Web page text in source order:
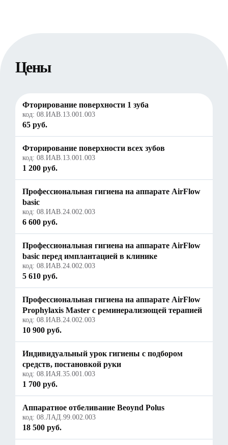
Цены
Фторирование поверхности 1 зуба
код: 08.ИАВ.13.001.003
65 руб.
Фторирование поверхности всех зубов
код: 08.ИАВ.13.001.003
1 200 руб.
Профессиональная гигиена на аппарате AirFlow
basic
код: 08.ИАВ.24.002.003
6 600 руб.
Профессиональная гигиена на аппарате AirFlow
basic перед имплантацией в клинике
код: 08.ИАВ.24.002.003
5 610 руб.
Профессиональная гигиена на аппарате AirFlow
Prophylaxis Master с реминерализющей терапией
код: 08.ИАВ.24.002.003
10 900 руб.
Индивидуальный урок гигиены с подбором
средств, постановкой руки
код: 08.ИАЯ.35.001.003
1 700 руб.
Аппаратное отбеливание Beoynd Polus
код: 08.ЛАД.99.002.003
18 500 руб.